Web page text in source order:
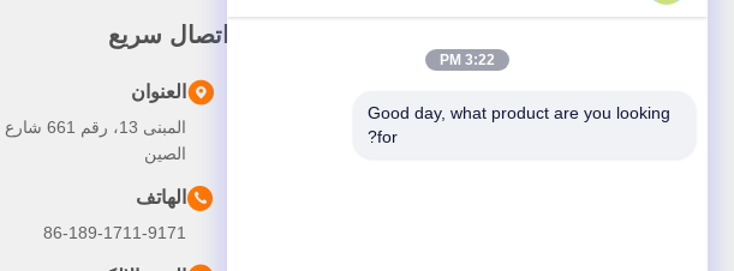
اتصال سريع
العنوان
المبنى
الصين
الهاتف
86-189-1711-9171
3:22 PM
Good day, what product are you looking
for?